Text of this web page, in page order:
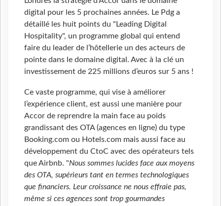
digital pour les 5 prochaines années. Le Pdg a
détaillé les huit points du "Leading Digital
Hospitality", un programme global qui entend
faire du leader de l’hôtellerie un des acteurs de
pointe dans le domaine digital. Avec à la clé un
investissement de 225 millions d’euros sur 5 ans !
Ce vaste programme, qui vise à améliorer
l’expérience client, est aussi une manière pour
Accor de reprendre la main face au poids
grandissant des OTA (agences en ligne) du type
Booking.com ou Hotels.com mais aussi face au
développement du CtoC avec des opérateurs tels
que Airbnb. "Nous sommes lucides face aux moyens
des OTA, supérieurs tant en termes technologiques
que financiers. Leur croissance ne nous effraie pas,
même si ces agences sont trop gourmandes